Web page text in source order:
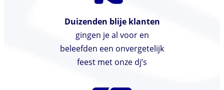
Duizenden blije klanten
gingen je al voor en
beleefden een onvergetelijk
feest met onze dj’s